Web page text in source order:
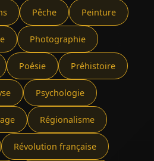
Pêche Peinture
Photographie
Poésie Préhistoire
Psychologie
Régionalisme
Révolution française